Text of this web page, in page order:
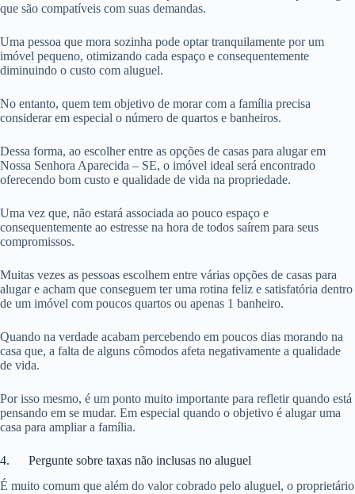
que são compatíveis com suas demandas.
Uma pessoa que mora sozinha pode optar tranquilamente por um
imóvel pequeno, otimizando cada espaço e consequentemente
diminuindo o custo com aluguel.
No entanto, quem tem objetivo de morar com a família precisa
considerar em especial o número de quartos e banheiros.
Dessa forma, ao escolher entre as opções de casas para alugar em
Nossa Senhora Aparecida – SE, o imóvel ideal será encontrado
oferecendo bom custo e qualidade de vida na propriedade.
Uma vez que, não estará associada ao pouco espaço e
consequentemente ao estresse na hora de todos saírem para seus
compromissos.
Muitas vezes as pessoas escolhem entre várias opções de casas para
alugar e acham que conseguem ter uma rotina feliz e satisfatória dentro
de um imóvel com poucos quartos ou apenas 1 banheiro.
Quando na verdade acabam percebendo em poucos dias morando na
casa que, a falta de alguns cômodos afeta negativamente a qualidade
de vida.
Por isso mesmo, é um ponto muito importante para refletir quando está
pensando em se mudar. Em especial quando o objetivo é alugar uma
casa para ampliar a família.
4. Pergunte sobre taxas não inclusas no aluguel
É muito comum que além do valor cobrado pelo aluguel, o proprietário